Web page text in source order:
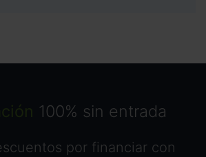
100% sin entrada
por financiar con